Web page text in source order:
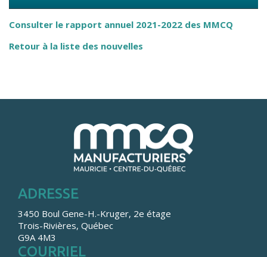
Consulter le rapport annuel 2021-2022 des MMCQ
Retour à la liste des nouvelles
ADRESSE
3450 Boul Gene-H.-Kruger, 2e étage
Trois-Rivières, Québec
G9A 4M3
COURRIEL